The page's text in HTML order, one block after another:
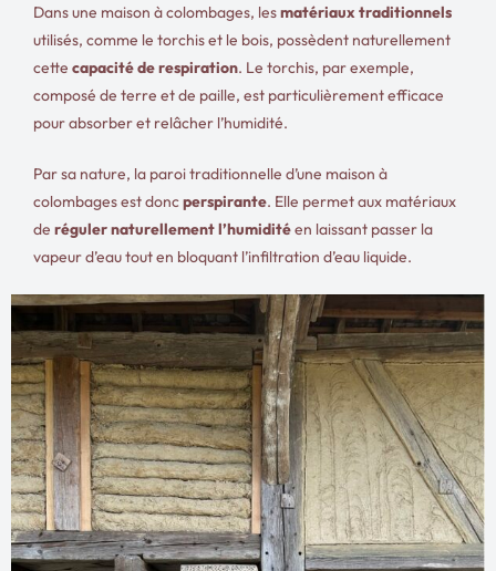
Dans une maison à colombages, lesmatériaux traditionnels
utilisés, comme le torchis et le bois, possèdent naturellement
cette capacité de respiration. Le torchis, par exemple,
composé de terre et de paille, est particulièrement efficace
pour absorber et relâcher l’humidité.
Par sa nature, la paroi traditionnelle d’une maison à
colombages est doncperspirante. Elle permet aux matériaux
de réguler naturellement l’humiditéen laissant passer la
vapeur d’eau tout en bloquant l’infiltration d’eau liquide.